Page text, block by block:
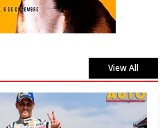
View All